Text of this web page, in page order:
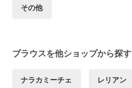
その他
ブラウスを他ショップから探す
ナラカミーチェ レリアン